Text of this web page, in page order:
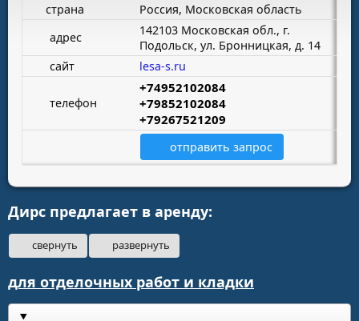
страна
Россия, Московская область
адрес
142103 Московская обл., г.
Подольск, ул. Бронницкая, д. 14
сайт
lesa-s.ru
телефон
+74952102084
+79852102084
+79267521209
отправить запрос
Дирс предлагает в аренду:
свернуть развернуть
для отделочных работ и кладки